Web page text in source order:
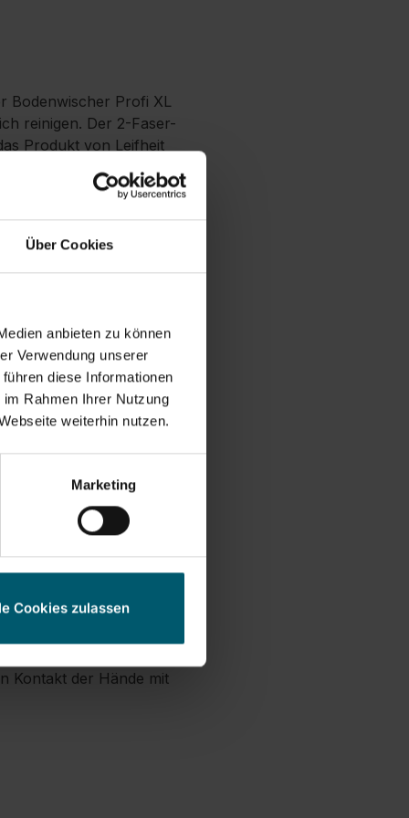
Über Cookies
anbieten zu können
Verwendung unserer
diese Informationen
Rahmen Ihrer Nutzung
weiterhin nutzen.
Marketing
Cookies zulassen
Bodenwischer Profi XL
reinigen. Der 2-Faser-
Produkt von Leifheit
waschen, ohne
handelt, reinigt dieser
XL, mit deren Hilfe der
kommen die Hände
dass die Reinigung in
Gelenk
Stahlstiel
System-Produkten
waschbar
und erhöhten
Kontakt der Hände mit